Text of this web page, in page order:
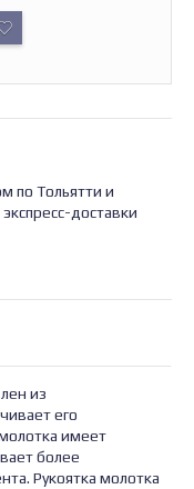
по Тольятти и
доставки
из
его
имеет
более
Рукоятка молотка